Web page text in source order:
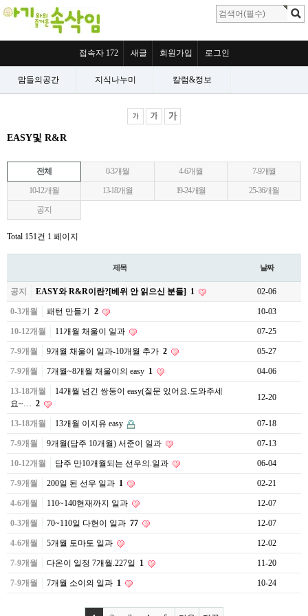
접속자 172 새글 회원가입 로그인
맘들의공간 지식나누미 칼럼&정보
EASY및 R&R
전체 0-3개월 4-6개월
7-9개월
10-12개월
13-18개월 19-24개월
25-36개월
공지
Total 151건 1 페이지
제목 날짜
공지 EASY와 R&R이란?[베위 안 읽으신 분들] 1 02-06
0-3개월 패턴 만들기 2 10-03
10-12개월 11개월 채울이 일과 07-25
7-9개월 9개월 채울이 일과-10개월 추가 2 05-27
7-9개월 7개월~8개월 채울이의 easy 1 04-06
13-18개월
14개월 넘긴 쌍둥이 easy(질문 있어요.도와주세
요~… 2
12-20
13-18개월 13개월 이지유 easy 07-18
7-9개월 9개월(담주 10개월) 서준이 일과 07-13
10-12개월 담주 만10개월되는 선우의.일과 06-04
7-9개월 200일 된 선우 일과 1 02-21
4-6개월 110~140현재까지 일과 12-07
0-3개월 70~110일 다현이 일과 77 12-07
4-6개월 5개월 토마토 일과 12-02
7-9개월 다온이 일정 7개월.227일 1 11-20
7-9개월 7개월 소이의 일과 1 10-24